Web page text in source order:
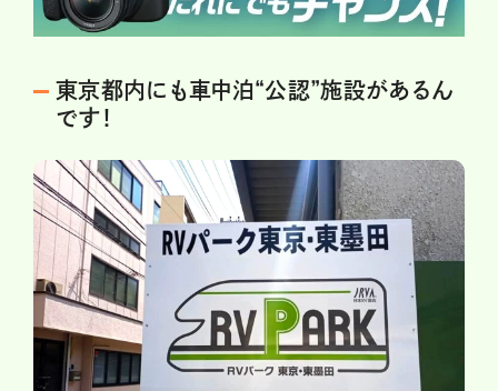
東京都内にも車中泊“公認”施設があるん
です！